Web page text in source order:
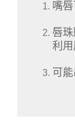
嘴
唇
利
可